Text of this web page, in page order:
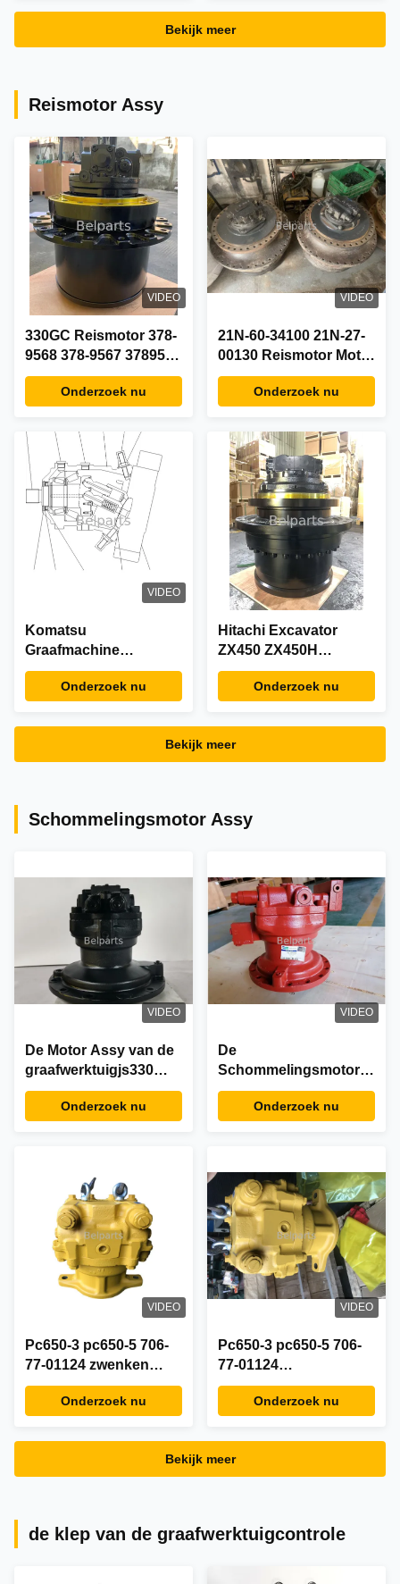
Hydraulische
graafmachineonderdelen
Graafmachine
Onderdelen 708-2L-
Bekijk meer
Reismotor Assy
VIDEO
330GC Reismotor 378-
9568 378-9567 3789568
3789567 TQ Eind
aandrijving voor
Onderzoek nu
VIDEO
21N-60-34100 21N-27-
00130 Reismotor Motor
Final Drive Assembly
Voor Komatsu
Onderzoek nu
VIDEO
Komatsu
Graafmachine
Reismotor 416-18-
31701 WA150-5
Wielenladers
Onderzoek nu
Hitachi Excavator
ZX450 ZX450H
ZX460LCH ZX480MTH
Reismotor Assy
AFTERMARKET
ORIGINAL
Onderzoek nu
Bekijk meer
Schommelingsmotor Assy
VIDEO
De Motor Assy van de
graafwerktuigjs330
KSC0196
Schommeling
Onderzoek nu
VIDEO
De
Schommelingsmotor
Assy van DH220
DH225 401-00086B
Onderzoek nu
VIDEO
Pc650-3 pc650-5 706-
77-01124 zwenken
Motor Assy
Onderzoek nu
VIDEO
Pc650-3 pc650-5 706-
77-01124
Schommelingsmotor
Onderzoek nu
Bekijk meer
de klep van de graafwerktuigcontrole